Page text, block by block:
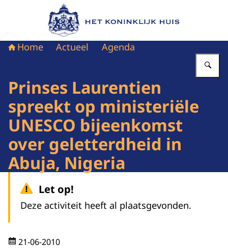
Naar de homepage van Het Koninklijk Huis
Home Actueel Agenda
Prinses Laurentien
spreekt op ministeriële
UNESCO bijeenkomst
over geletterdheid in
Abuja, Nigeria
Let op!
Deze activiteit heeft al plaatsgevonden.
21-06-2010